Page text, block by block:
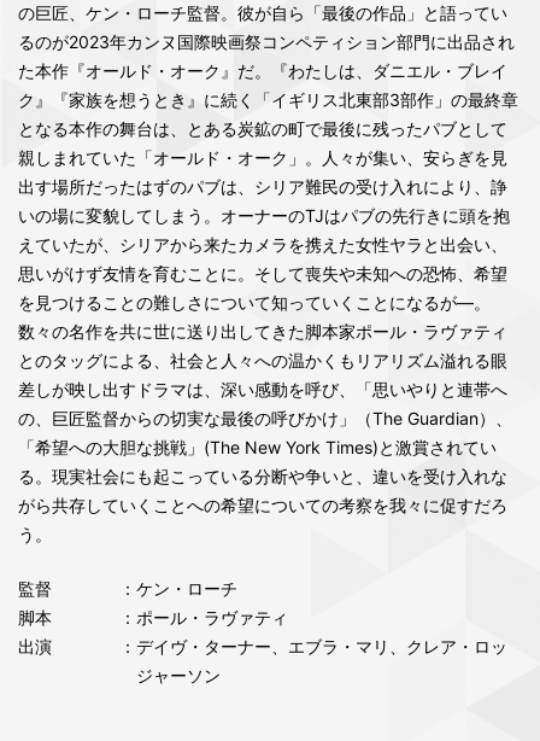
の巨匠、ケン・ローチ監督。彼が自ら「最後の作品」と語ってい
るのが2023年カンヌ国際映画祭コンペティション部門に出品され
た本作『オールド・オーク』だ。『わたしは、ダニエル・ブレイ
ク』『家族を想うとき』に続く「イギリス北東部3部作」の最終章
となる本作の舞台は、とある炭鉱の町で最後に残ったパブとして
親しまれていた「オールド・オーク」。人々が集い、安らぎを見
出す場所だったはずのパブは、シリア難民の受け入れにより、諍
いの場に変貌してしまう。オーナーのTJはパブの先行きに頭を抱
えていたが、シリアから来たカメラを携えた女性ヤラと出会い、
思いがけず友情を育むことに。そして喪失や未知への恐怖、希望
を見つけることの難しさについて知っていくことになるが―。
数々の名作を共に世に送り出してきた脚本家ポール・ラヴァティ
とのタッグによる、社会と人々への温かくもリアリズム溢れる眼
差しが映し出すドラマは、深い感動を呼び、「思いやりと連帯へ
の、巨匠監督からの切実な最後の呼びかけ」（The Guardian）、
「希望への大胆な挑戦」(The New York Times)と激賞されてい
る。現実社会にも起こっている分断や争いと、違いを受け入れな
がら共存していくことへの希望についての考察を我々に促すだろ
う。
監督
：ケン・ローチ
脚本
：ポール・ラヴァティ
出演
：デイヴ・ターナー、エブラ・マリ、クレア・ロッ
ジャーソン